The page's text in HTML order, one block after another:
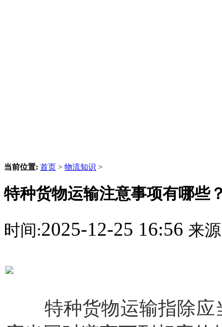
当前位置: 首页 > 物流知识 >
特种货物运输注意事项有哪些
时间:2025-12-25 16:56 来
特种货物运输指除应